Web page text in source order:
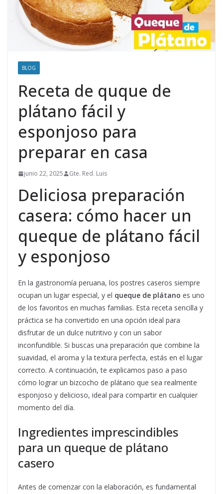
BLOG
Receta de quque de
plátano fácil y
esponjoso para
preparar en casa
junio 22, 2025 Gte. Red. Luis
Deliciosa preparación
casera: cómo hacer un
queque de plátano fácil
y esponjoso
En la gastronomía peruana, los postres caseros siempre
ocupan un lugar especial, y el queque de plátano es uno
de los favoritos en muchas familias. Esta receta sencilla y
práctica se ha convertido en una opción ideal para
disfrutar de un dulce nutritivo y con un sabor
inconfundible. Si buscas una preparación que combine la
suavidad, el aroma y la textura perfecta, estás en el lugar
correcto. A continuación, te explicamos paso a paso
cómo lograr un bizcocho de plátano que sea realmente
esponjoso y delicioso, ideal para compartir en cualquier
momento del día.
Ingredientes imprescindibles
para un queque de plátano
casero
Antes de comenzar con la elaboración, es fundamental